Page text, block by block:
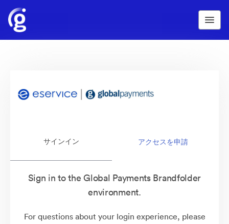
サインイン アクセスを申請
Sign in to the Global Payments Brandfolder
environment.
For questions about your login experience, please